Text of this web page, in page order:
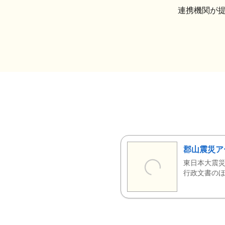
連携機関が
郡山震災
東日本大震
行政文書の